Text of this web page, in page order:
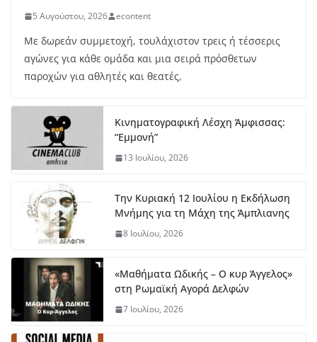
5 Αυγούστου, 2026 econtent
Με δωρεάν συμμετοχή, τουλάχιστον τρεις ή τέσσερις
αγώνες για κάθε ομάδα και μια σειρά πρόσθετων
παροχών για αθλητές και θεατές,
Κινηματογραφική Λέσχη Άμφισσας:
“Εμμονή”
13 Ιουλίου, 2026
Την Κυριακή 12 Ιουλίου η Εκδήλωση
Μνήμης για τη Μάχη της Άμπλιανης
8 Ιουλίου, 2026
«Μαθήματα Ωδικής – Ο κυρ Άγγελος»
στη Ρωμαϊκή Αγορά Δελφών
7 Ιουλίου, 2026